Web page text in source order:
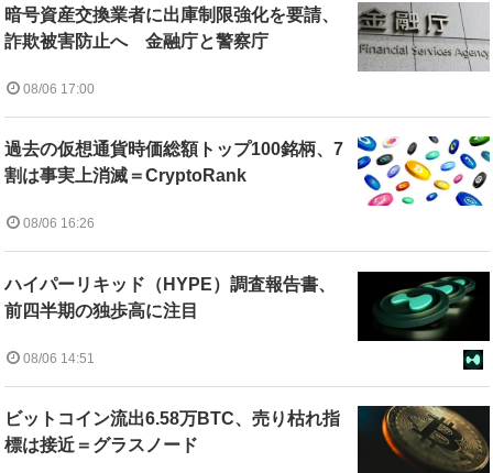
暗号資産交換業者に出庫制限強化を要請、
詐欺被害防止へ 金融庁と警察庁
08/06 17:00
過去の仮想通貨時価総額トップ100銘柄、7
割は事実上消滅＝CryptoRank
08/06 16:26
ハイパーリキッド（HYPE）調査報告書、
前四半期の独歩高に注目
08/06 14:51
ビットコイン流出6.58万BTC、売り枯れ指
標は接近＝グラスノード